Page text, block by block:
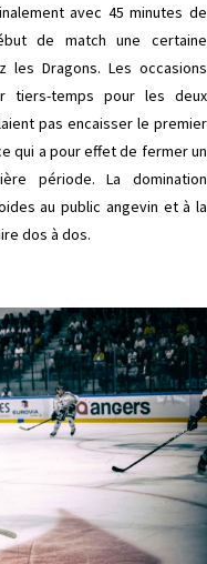
avec 45 minutes de
de match une certaine
Dragons. Les occasions
tiers-temps pour les deux
pas encaisser le premier
qui a pour effet de fermer un
période. La domination
au public angevin et à la
dos à dos.